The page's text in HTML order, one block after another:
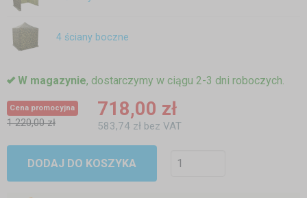
4 ściany boczne
W magazynie, dostarczymy w ciągu 2-3 dni roboczych.
Cena promocyjna
1 220,00 zł
718,00 zł
583,74 zł bez VAT
DODAJ DO KOSZYKA